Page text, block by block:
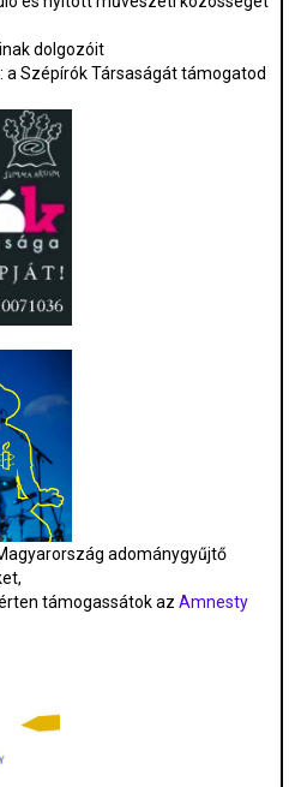
dolgozóit
Szépírók Társaságát támogatod
adománygyűjtő
támogassátok az Amnesty